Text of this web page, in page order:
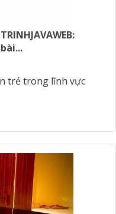
trẻ trong lĩnh vực